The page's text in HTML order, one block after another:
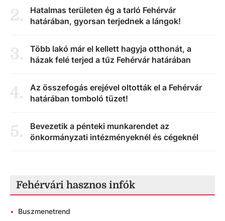
2.
Hatalmas területen ég a tarló Fehérvár
határában, gyorsan terjednek a lángok!
3.
Több lakó már el kellett hagyja otthonát, a
házak felé terjed a tűz Fehérvár határában
4.
Az összefogás erejével oltották el a Fehérvár
határában tomboló tüzet!
5.
Bevezetik a pénteki munkarendet az
önkormányzati intézményeknél és cégeknél
Fehérvári hasznos infók
• Buszmenetrend